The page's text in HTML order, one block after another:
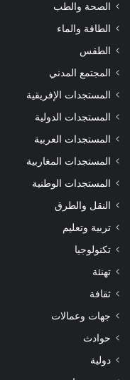
الصحة والطب
الطاقة والماء
الطقس
المجتمع المدني
المستجدات الإفريقية
المستجدات الدولية
المستجدات العربية
المستجدات المغاربية
المستجدات الوطنية
النقل والطرق
تربية وتعليم
تكنولوجيا
تهنئة
ثقافة
جهات وعمالات
حوادث
دولية